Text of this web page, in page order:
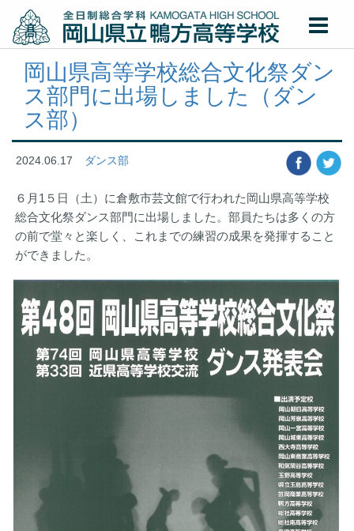
岡山県高等学校総合文化祭ダン
ス部門に出場しました（ダン
ス部）
2024.06.17 ダンス部
６月1５日（土）に倉敷市芸文館で行われた岡山県高等学校
総合文化祭ダンス部門に出場しました。部員たちは多くの方
の前で堂々と楽しく、これまでの練習の成果を発揮すること
ができました。